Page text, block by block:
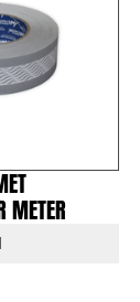
METER